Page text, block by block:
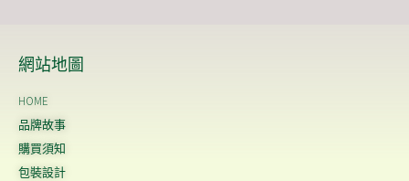
網站地圖
HOME
品牌故事
購買須知
包裝設計